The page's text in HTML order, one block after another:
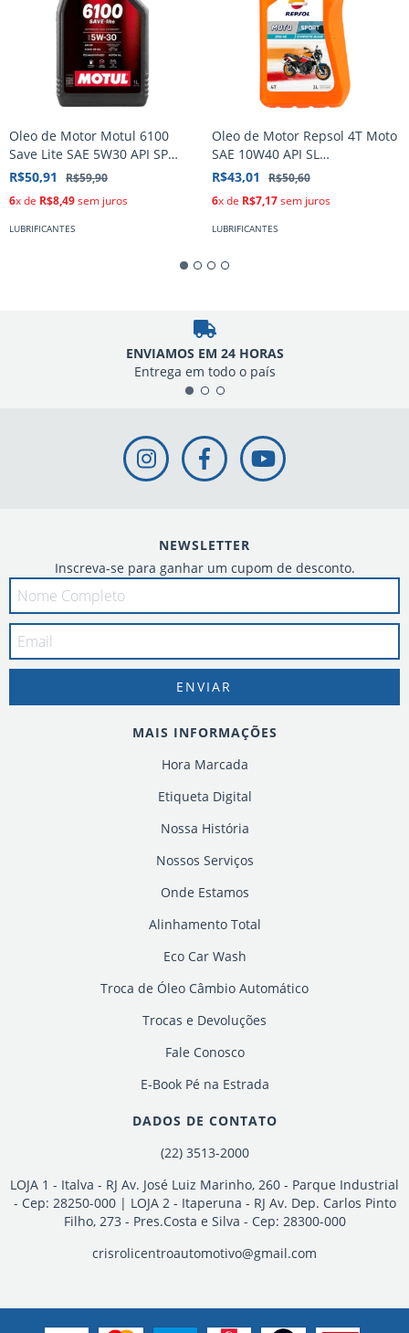
Oleo de Motor Motul 6100
Save Lite SAE 5W30 API SP
Sintetico 1L
R$50,91
R$59,90
6x de R$8,49sem juros
LUBRIFICANTES
Oleo de Motor Repsol 4T Moto
SAE 10W40 API SL
Semissintetico 1L
R$43,01
R$50,60
6x de R$7,17sem juros
LUBRIFICANTES
ENVIAMOS EM 24 HORAS
Entrega em todo o país
NEWSLETTER
Inscreva-se para ganhar um cupom de desconto.
MAIS INFORMAÇÕES
Hora Marcada
Etiqueta Digital
Nossa História
Nossos Serviços
Onde Estamos
Alinhamento Total
Eco Car Wash
Troca de Óleo Câmbio Automático
Trocas e Devoluções
Fale Conosco
E-Book Pé na Estrada
DADOS DE CONTATO
(22) 3513-2000
LOJA 1 - Italva - RJ Av. José Luiz Marinho, 260 - Parque Industrial
- Cep: 28250-000 | LOJA 2 - Itaperuna - RJ Av. Dep. Carlos Pinto
Filho, 273 - Pres.Costa e Silva - Cep: 28300-000
crisrolicentroautomotivo@gmail.com